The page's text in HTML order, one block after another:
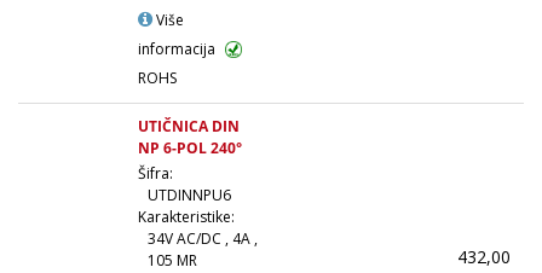
Više
informacija
ROHS
UTIČNICA DIN
NP 6-POL 240°
Šifra:
UTDINNPU6
Karakteristike:
34V AC/DC , 4A ,
105 MR
432,00